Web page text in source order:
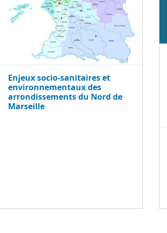
Enjeux socio-sanitaires et
environnementaux des
arrondissements du Nord de
Marseille